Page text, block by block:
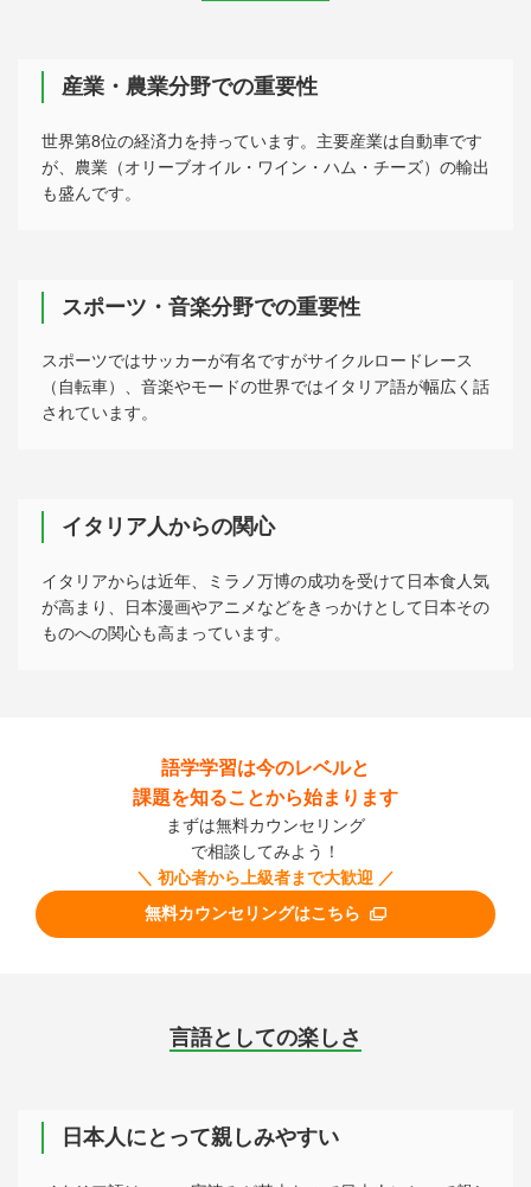
産業・農業分野での重要性
世界第8位の経済力を持っています。主要産業は自動車です
が、農業（オリーブオイル・ワイン・ハム・チーズ）の輸出
も盛んです。
スポーツ・音楽分野での重要性
スポーツではサッカーが有名ですがサイクルロードレース
（自転車）、音楽やモードの世界ではイタリア語が幅広く話
されています。
イタリア人からの関心
イタリアからは近年、ミラノ万博の成功を受けて日本食人気
が高まり、日本漫画やアニメなどをきっかけとして日本その
ものへの関心も高まっています。
語学学習は今のレベルと
課題を知ることから始まります
まずは無料カウンセリング
で相談してみよう！
＼ 初心者から上級者まで大歓迎 ／
無料カウンセリングはこちら
言語としての楽しさ
日本人にとって親しみやすい